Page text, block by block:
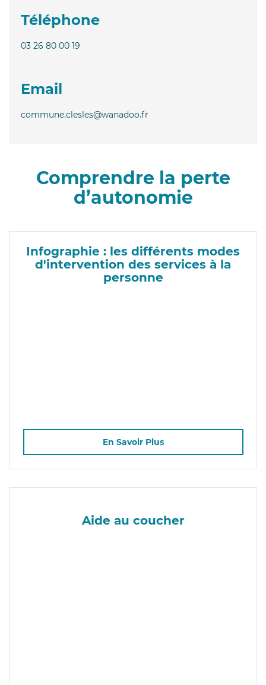
Téléphone
03 26 80 00 19
Email
commune.clesles@wanadoo.fr
Comprendre la perte
d’autonomie
Infographie : les différents modes
d'intervention des services à la
personne
En Savoir Plus
Aide au coucher